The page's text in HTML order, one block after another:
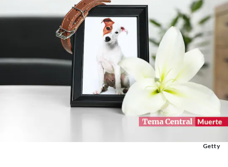
Getty